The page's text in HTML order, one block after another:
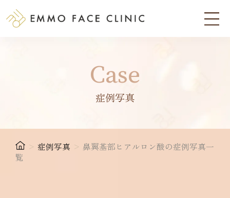
Case
症例写真
> 症例写真 > 鼻翼基部ヒアルロン酸の症例写真一
覧